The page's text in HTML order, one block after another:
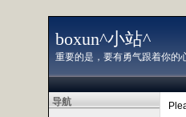
boxun^小站^
重要的是，要有勇气跟着你的
导航